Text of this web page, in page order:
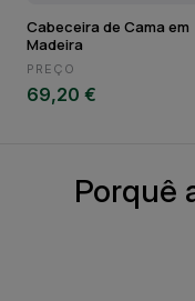
Cabeceira de Cama em
Madeira
PREÇO
69,20 €
Porquê